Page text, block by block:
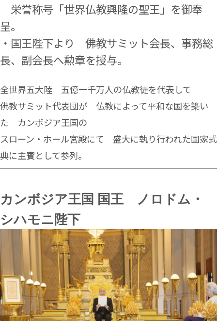
栄誉称号「世界仏教興隆の聖王」を御奉
呈。
・国王陛下より 佛教サミット会長、事務総
長、副会長へ勲章を授与。
全世界五大陸 五億一千万人の仏教徒を代表して
佛教サミット代表団が 仏教によって平和な国を築い
た カンボジア王国の
スローン・ホール宮殿にて 盛大に執り行われた国家式
典に主賓として参列。
カンボジア王国 国王 ノロドム・
シハモニ陛下